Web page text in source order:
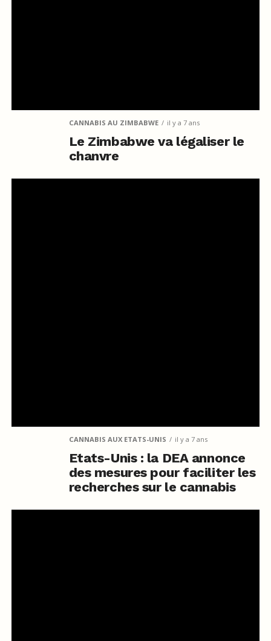
CANNABIS AU ZIMBABWE il y a 7 ans
Le Zimbabwe va légaliser le
chanvre
CANNABIS AUX ETATS-UNIS il y a 7 ans
Etats-Unis : la DEA annonce
des mesures pour faciliter les
recherches sur le cannabis